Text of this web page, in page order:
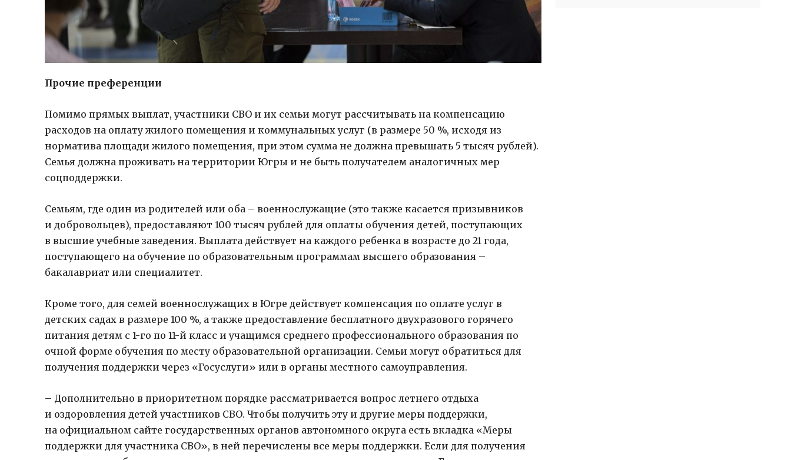
Прочие преференции
Помимо прямых выплат, участники СВО и их семьи могут рассчитывать на компенсацию
расходов на оплату жилого помещения и коммунальных услуг (в размере 50 %, исходя из
норматива площади жилого помещения, при этом сумма не должна превышать 5 тысяч рублей).
Семья должна проживать на территории Югры и не быть получателем аналогичных мер
соцподдержки.
Семьям, где один из родителей или оба – военнослужащие (это также касается призывников
и добровольцев), предоставляют 100 тысяч рублей для оплаты обучения детей, поступающих
в высшие учебные заведения. Выплата действует на каждого ребенка в возрасте до 21 года,
поступающего на обучение по образовательным программам высшего образования –
бакалавриат или специалитет.
Кроме того, для семей военнослужащих в Югре действует компенсация по оплате услуг в
детских садах в размере 100 %, а также предоставление бесплатного двухразового горячего
питания детям с 1-го по 11-й класс и учащимся среднего профессионального образования по
очной форме обучения по месту образовательной организации. Семьи могут обратиться для
получения поддержки через «Госуслуги» или в органы местного самоуправления.
– Дополнительно в приоритетном порядке рассматривается вопрос летнего отдыха
и оздоровления детей участников СВО. Чтобы получить эту и другие меры поддержки,
на официальном сайте государственных органов автономного округа есть вкладка «Меры
поддержки для участника СВО», в ней перечислены все меры поддержки. Если для получения